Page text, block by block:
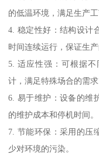
的低温环境，满足生产工
4. 稳定性好：结构设计
时间连续运行，保证生产
5. 适应性强：可根据
计，满足特殊场合的需求
6. 易于维护：设备的维
的维护成本和停机时间。
7. 节能环保：采用的压
少对环境的污染。